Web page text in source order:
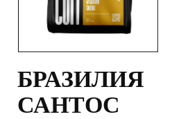
БРАЗИЛИЯ
САНТОС